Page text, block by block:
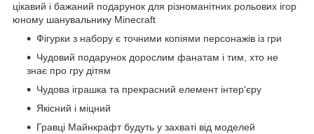
цікавий і бажаний подарунок для різноманітних рольових ігор
юному шанувальнику Minecraft
Фігурки з набору є точними копіями персонажів із гри
Чудовий подарунок дорослим фанатам і тим, хто не
знає про гру дітям
Чудова іграшка та прекрасний елемент інтер'єру
Якісний і міцний
Гравці Майнкрафт будуть у захваті від моделей